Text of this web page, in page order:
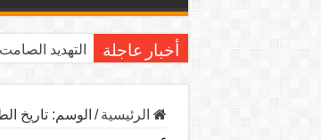
أخبار عاجلة التهديد
الرئيسية / الوسم:تاريخ